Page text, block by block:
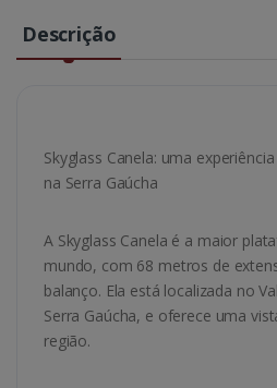
Descrição
Skyglass Canela: uma
na Serra Gaúcha
A Skyglass Canela é a maior
mundo, com 68 metros de
balanço. Ela está localizada no
Serra Gaúcha, e oferece uma
região.